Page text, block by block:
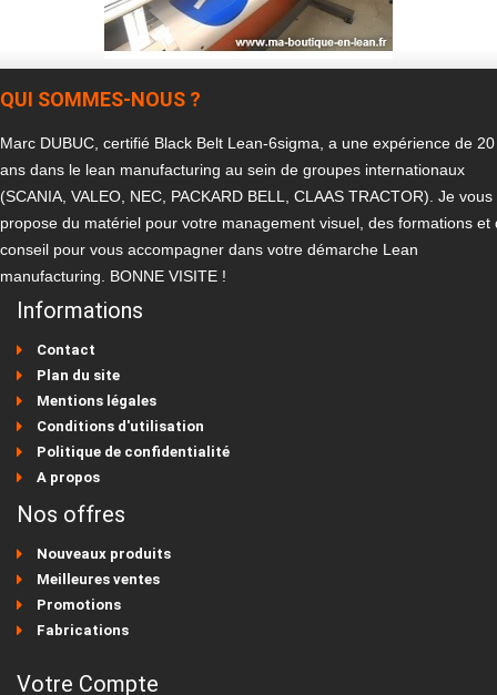
QUI SOMMES-NOUS ?
Marc DUBUC, certifié Black Belt Lean-6sigma, a une expérience de 20
ans dans le lean manufacturing au sein de groupes internationaux
(SCANIA, VALEO, NEC, PACKARD BELL, CLAAS TRACTOR). Je vous
propose du matériel pour votre management visuel, des formations et
conseil pour vous accompagner dans votre démarche Lean
manufacturing. BONNE VISITE !
Informations
Contact
Plan du site
Mentions légales
Conditions d'utilisation
Politique de confidentialité
A propos
Nos offres
Nouveaux produits
Meilleures ventes
Promotions
Fabrications
Votre Compte